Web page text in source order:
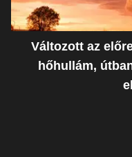
Változott az
hőhullám,